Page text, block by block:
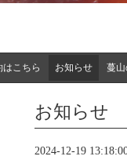
はこちら お知らせ 蔓
お知らせ
2024-12-19